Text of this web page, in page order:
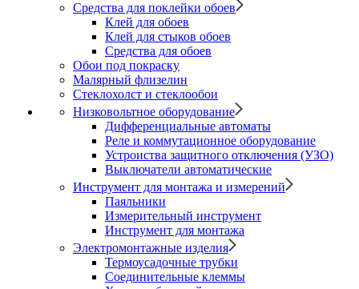
Средства для поклейки обоев
Клей для обоев
Клей для стыков обоев
Средства для обоев
Обои под покраску
Малярный флизелин
Стеклохолст и стеклообои
Низковольтное оборудование
Дифференциальные автоматы
Реле и коммутационное оборудование
Устроиства защитного отключения (УЗО)
Выключатели автоматические
Инструмент для монтажа и измерений
Паяльники
Измерительный инструмент
Инструмент для монтажа
Электромонтажные изделия
Термоусадочные трубки
Соединительные клеммы